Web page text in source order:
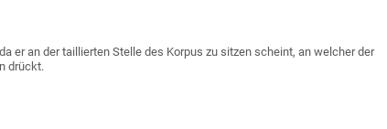
er an der taillierten Stelle des Korpus zu sitzen scheint, an welcher der
drückt.